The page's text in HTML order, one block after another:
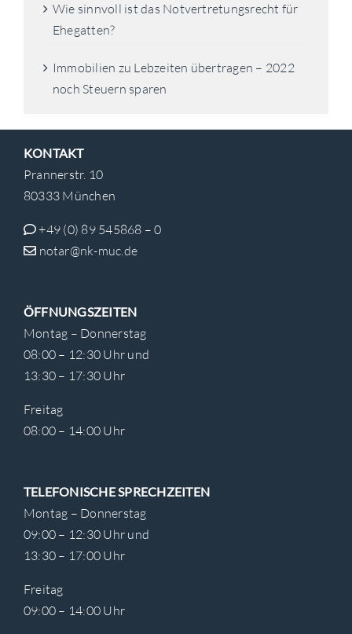
Wie sinnvoll ist das Notvertretungsrecht für
Ehegatten?
Immobilien zu Lebzeiten übertragen – 2022
noch Steuern sparen
KONTAKT
Prannerstr. 10
80333 München
+49 (0) 89 545868 – 0
notar@nk-muc.de
ÖFFNUNGSZEITEN
Montag – Donnerstag
08:00 – 12:30 Uhr und
13:30 – 17:30 Uhr
Freitag
08:00 – 14:00 Uhr
TELEFONISCHE SPRECHZEITEN
Montag – Donnerstag
09:00 – 12:30 Uhr und
13:30 – 17:00 Uhr
Freitag
09:00 – 14:00 Uhr